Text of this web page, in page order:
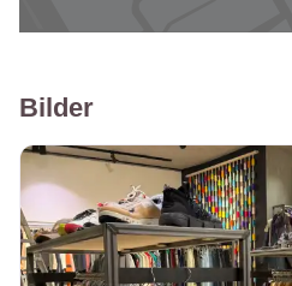
Bilder